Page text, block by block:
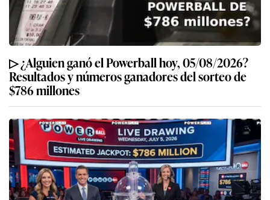
▷ ¿Alguien ganó el Powerball hoy, 05/08/2026?
Resultados y números ganadores del sorteo de
$786 millones